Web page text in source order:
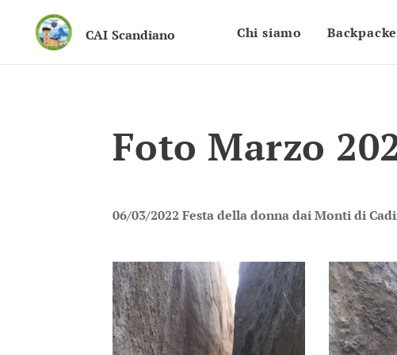
CAI Scandiano Chi siamo
Foto Marzo
06/03/2022 Festa della donna dai Monti di